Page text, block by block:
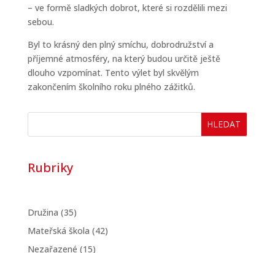
– ve formě sladkých dobrot, které si rozdělili mezi
sebou.
Byl to krásný den plný smíchu, dobrodružství a
příjemné atmosféry, na který budou určitě ještě
dlouho vzpomínat. Tento výlet byl skvělým
zakončením školního roku plného zážitků.
HLEDAT
Rubriky
Družina (35)
Mateřská škola (42)
Nezařazené (15)